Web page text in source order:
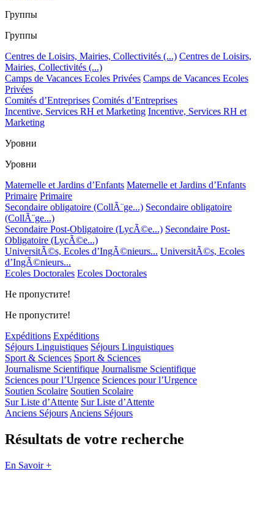
Группы
Группы
Centres de Loisirs, Mairies, Collectivités (...) Centres de Loisirs,
Mairies, Collectivités (...)
Camps de Vacances Ecoles Privées Camps de Vacances Ecoles
Privées
Comités d’Entreprises Comités d’Entreprises
Incentive, Services RH et Marketing Incentive, Services RH et
Marketing
Уровни
Уровни
Maternelle et Jardins d’Enfants Maternelle et Jardins d’Enfants
Primaire Primaire
Secondaire obligatoire (CollÃ¨ge...) Secondaire obligatoire
(CollÃ¨ge...)
Secondaire Post-Obligatoire (LycÃ©e...) Secondaire Post-
Obligatoire (LycÃ©e...)
UniversitÃ©s, Ecoles d’IngÃ©nieurs... UniversitÃ©s, Ecoles
d’IngÃ©nieurs...
Ecoles Doctorales Ecoles Doctorales
Не пропустите!
Не пропустите!
Expéditions Expéditions
Séjours Linguistiques Séjours Linguistiques
Sport & Sciences Sport & Sciences
Journalisme Scientifique Journalisme Scientifique
Sciences pour l’Urgence Sciences pour l’Urgence
Soutien Scolaire Soutien Scolaire
Sur Liste d’Attente Sur Liste d’Attente
Anciens SéjoursAnciens Séjours
Résultats de votre recherche
En Savoir +